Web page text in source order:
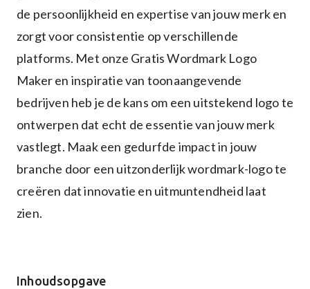
de persoonlijkheid en expertise van jouw merk en
zorgt voor consistentie op verschillende
platforms. Met onze Gratis Wordmark Logo
Maker en inspiratie van toonaangevende
bedrijven heb je de kans om een uitstekend logo te
ontwerpen dat echt de essentie van jouw merk
vastlegt. Maak een gedurfde impact in jouw
branche door een uitzonderlijk wordmark-logo te
creëren dat innovatie en uitmuntendheid laat
zien.
Inhoudsopgave